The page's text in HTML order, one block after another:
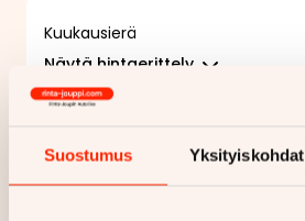
Suostumus Yksityiskohdat
Kuukausierä
Näytä hintaerittely